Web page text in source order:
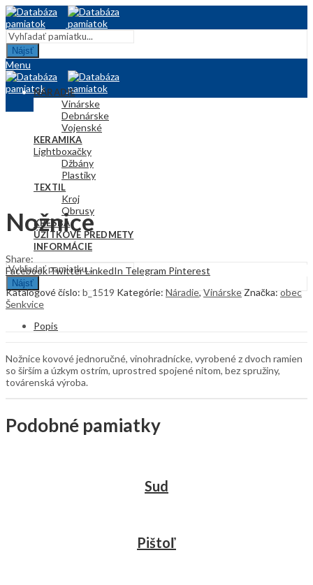
Nájsť
Menu
NÁRADIE
Vinárske
Debnárske
Vojenské
KERAMIKA
Hračky
Džbány
Plastiky
TEXTIL
Kroj
Obrusy
KRESBA
ÚŽITKOVÉ PREDMETY
INFORMÁCIE
Nájsť
Lightbox
Nožnice
Share:
FacebookTwitterLinkedIn Telegram Pinterest
Katalógové číslo: b_1519 Kategórie: Náradie, Vinárske Značka: obec
Šenkvice
Popis
Nožnice kovové jednoručné, vinohradnícke, vyrobené z dvoch ramien
so širším a úzkym ostrím, uprostred spojené nitom, bez spružiny,
továrenská výroba.
Podobné pamiatky
Sud
Pištoľ